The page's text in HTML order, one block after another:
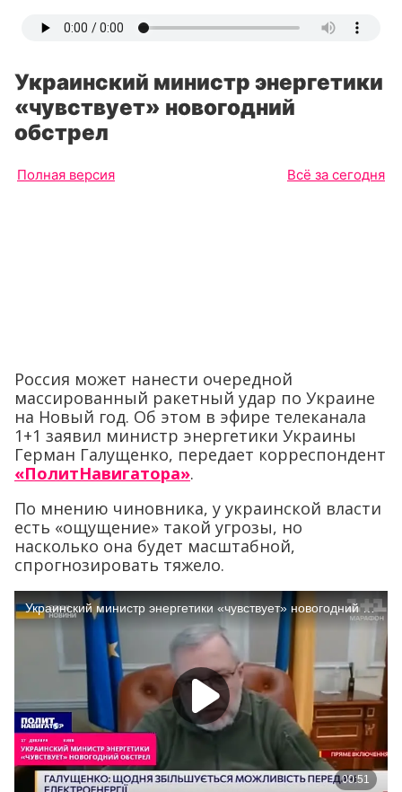
Украинский министр энергетики
«чувствует» новогодний
обстрел
Полная версия Всё за сегодня
Россия может нанести очередной
массированный ракетный удар по Украине
на Новый год. Об этом в эфире телеканала
1+1 заявил министр энергетики Украины
Герман Галущенко, передает корреспондент
«ПолитНавигатора».
По мнению чиновника, у украинской власти
есть «ощущение» такой угрозы, но
насколько она будет масштабной,
спрогнозировать тяжело.